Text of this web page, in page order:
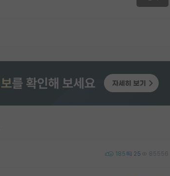
185 25 85556